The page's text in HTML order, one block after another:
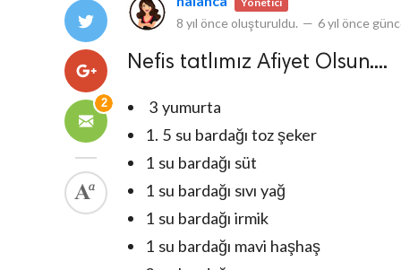
2
8 yıl önce oluşturuldu. — 6 yıl önce
Nefis tatlımız Afiyet Olsun....
3 yumurta
1. 5 su bardağı toz şeker
1 su bardağı süt
1 su bardağı sıvı yağ
1 su bardağı irmik
1 su bardağı mavi haşhaş